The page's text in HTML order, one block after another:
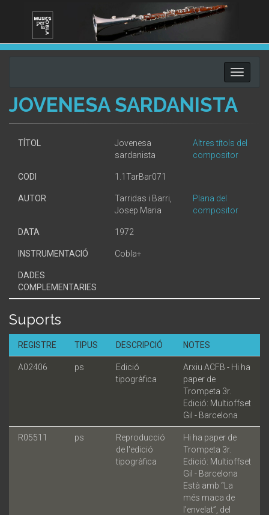
Toggle
JOVENESA SARDANISTA
TÍTOL
Jovenesa
sardanista
Altres títols del
compositor
CODI 1.1TarBar071
AUTOR
Tarridas i Barri,
Josep Maria
Plana del
compositor
DATA 1972
INSTRUMENTACIÓ Cobla+
DADES
COMPLEMENTARIES
Suports
REGISTRE TIPUS DESCRIPCIÓ NOTES
A02406 ps
Edició
tipogràfica
Arxiu ACFB - Hi ha
paper de
Trompeta 3r.
Edició: Multioffset
Gil - Barcelona
R05511 ps
Reproducció
de l'edició
tipogràfica
Hi ha paper de
Trompeta 3r.
Edició: Multioffset
Gil - Barcelona
Està amb “La
més maca de
l'envelat”, del